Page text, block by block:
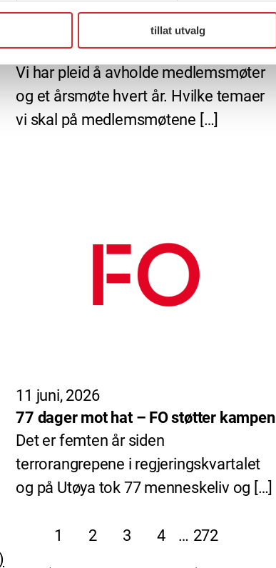
tillat utvalg
Er du Pensjonist i FO Viken?
Vi har pleid å avholde medlemsmøter
og et årsmøte hvert år. Hvilke temaer
vi skal på medlemsmøtene […]
11 juni, 2026
77 dager mot hat – FO støtter kampen
Det er femten år siden
terrorangrepene i regjeringskvartalet
og på Utøya tok 77 menneskeliv og […]
1 2 3 4 … 272